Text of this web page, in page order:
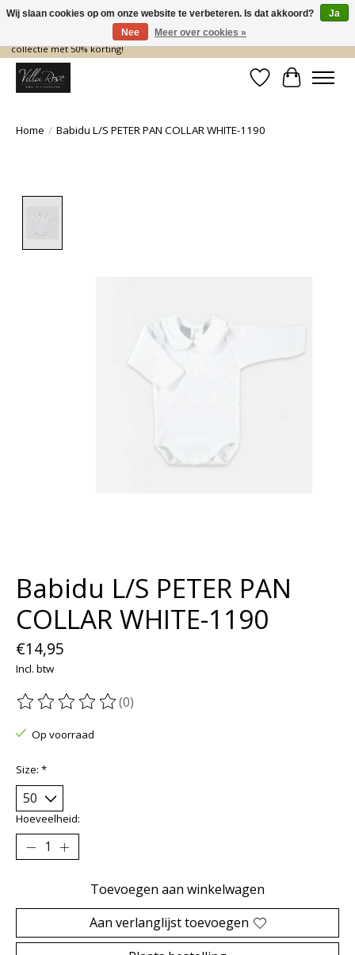
De nieuwe collectie komt eraan… en wij maken ruimte! Shop nu de zomer
collectie met 50% korting!
Verlanglijst
Home / Babidu L/S PETER PAN COLLAR WHITE-1190
Babidu L/S PETER PAN
COLLAR WHITE-1190
€14,95
Incl. btw
De beoordeling van dit product is
(0)
Op voorraad
Size: *
Hoeveelheid:
Toevoegen aan winkelwagen
Aan verlanglijst toevoegen
Wij slaan cookies op om onze website te verbeteren. Is dat akkoord?
Ja
Nee
Meer over cookies »